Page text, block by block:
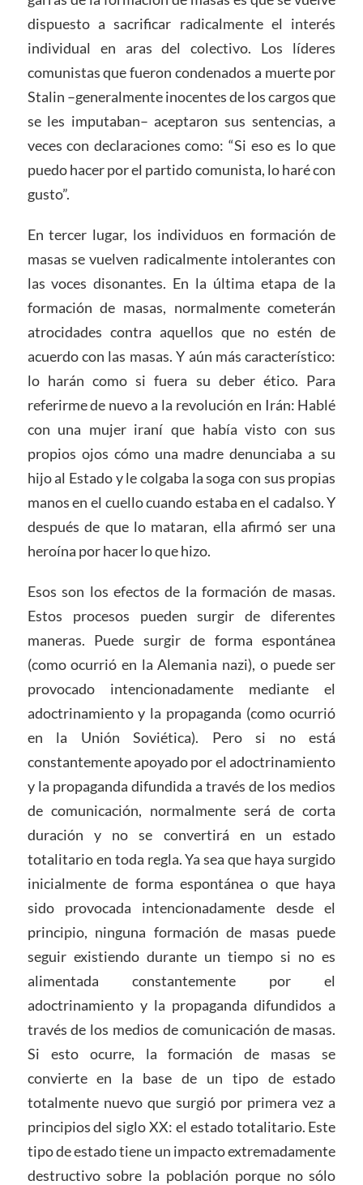
dispuesto a sacrificar radicalmente el interés
individual en aras del colectivo. Los líderes
comunistas que fueron condenados a muerte por
Stalin –generalmente inocentes de los cargos que
se les imputaban– aceptaron sus sentencias, a
veces con declaraciones como: “Si eso es lo que
puedo hacer por el partido comunista, lo haré con
gusto”.
En tercer lugar, los individuos en formación de
masas se vuelven radicalmente intolerantes con
las voces disonantes. En la última etapa de la
formación de masas, normalmente cometerán
atrocidades contra aquellos que no estén de
acuerdo con las masas. Y aún más característico:
lo harán como si fuera su deber ético. Para
referirme de nuevo a la revolución en Irán: Hablé
con una mujer iraní que había visto con sus
propios ojos cómo una madre denunciaba a su
hijo al Estado y le colgaba la soga con sus propias
manos en el cuello cuando estaba en el cadalso. Y
después de que lo mataran, ella afirmó ser una
heroína por hacer lo que hizo.
Esos son los efectos de la formación de masas.
Estos procesos pueden surgir de diferentes
maneras. Puede surgir de forma espontánea
(como ocurrió en la Alemania nazi), o puede ser
provocado intencionadamente mediante el
adoctrinamiento y la propaganda (como ocurrió
en la Unión Soviética). Pero si no está
constantemente apoyado por el adoctrinamiento
y la propaganda difundida a través de los medios
de comunicación, normalmente será de corta
duración y no se convertirá en un estado
totalitario en toda regla. Ya sea que haya surgido
inicialmente de forma espontánea o que haya
sido provocada intencionadamente desde el
principio, ninguna formación de masas puede
seguir existiendo durante un tiempo si no es
alimentada constantemente por el
adoctrinamiento y la propaganda difundidos a
través de los medios de comunicación de masas.
Si esto ocurre, la formación de masas se
convierte en la base de un tipo de estado
totalmente nuevo que surgió por primera vez a
principios del siglo XX: el estado totalitario. Este
tipo de estado tiene un impacto extremadamente
destructivo sobre la población porque no sólo